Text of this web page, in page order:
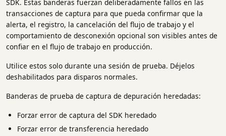
SDK. Estas banderas fuerzan deliberadamente fallos en las
transacciones de captura para que pueda confirmar que la
alerta, el registro, la cancelación del flujo de trabajo y el
comportamiento de desconexión opcional son visibles antes de
confiar en el flujo de trabajo en producción.
Utilice estos solo durante una sesión de prueba. Déjelos
deshabilitados para disparos normales.
Banderas de prueba de captura de depuración heredadas:
Forzar error de captura del SDK heredado
Forzar error de transferencia heredado